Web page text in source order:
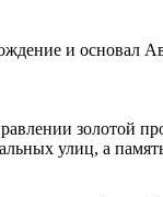
и основал
улиц, а